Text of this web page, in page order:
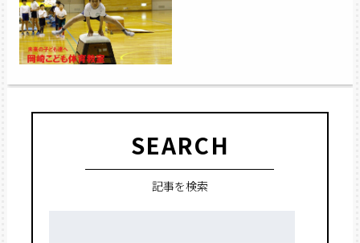
SEARCH
記事を検索